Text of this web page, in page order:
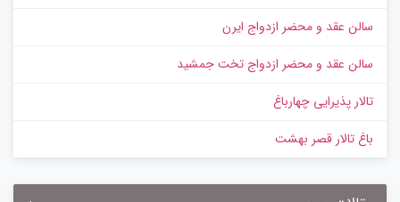
سالن عقد و محضر ازدواج ایرن
سالن عقد و محضر ازدواج تخت جمشید
تالار پذیرایی چهارباغ
باغ تالار قصر بهشت